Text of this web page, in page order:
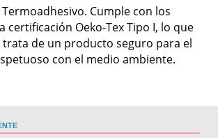
Cumple con los
certificación Oeko-Tex Tipo I, lo que
trata de un producto seguro para el
con el medio ambiente.